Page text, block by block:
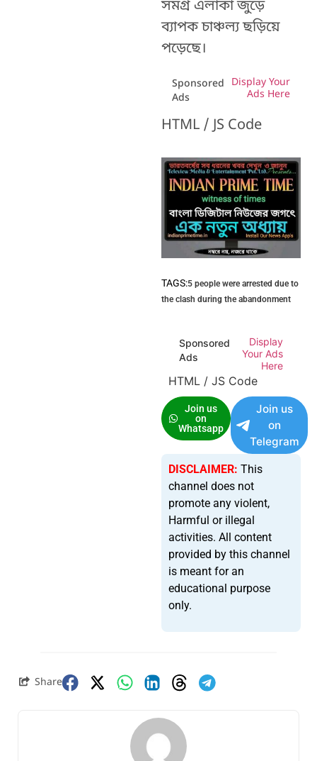
সমগ্র এলাকা জুড়ে
ব্যাপক চাঞ্চল্য ছড়িয়ে
পড়েছে।
Sponsored
Ads
Display Your
Ads Here
HTML / JS Code
TAGS:5 people were arrested due to
the clash during the abandonment
Sponsored
Ads
Display
Your Ads
Here
HTML / JS Code
Join us
on
Whatsapp
Join us
on
Telegram
DISCLAIMER: This
channel does not
promote any violent,
Harmful or illegal
activities. All content
provided by this channel
is meant for an
educational purpose
only.
Share